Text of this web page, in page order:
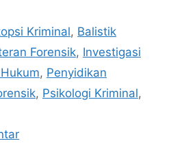
Kriminal, Balistik
Forensik, Investigasi
, Penyidikan
, Psikologi Kriminal,